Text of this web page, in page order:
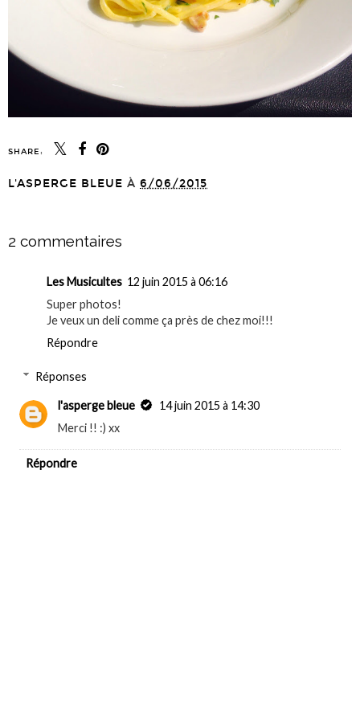
SHARE:
L'ASPERGE BLEUE À 6/06/2015
2 commentaires
Les Musicultes 12 juin 2015 à 06:16
Super photos!
Je veux un deli comme ça près de chez moi!!!
Répondre
Réponses
l'asperge bleue
14 juin 2015 à 14:30
Merci !! :) xx
Répondre